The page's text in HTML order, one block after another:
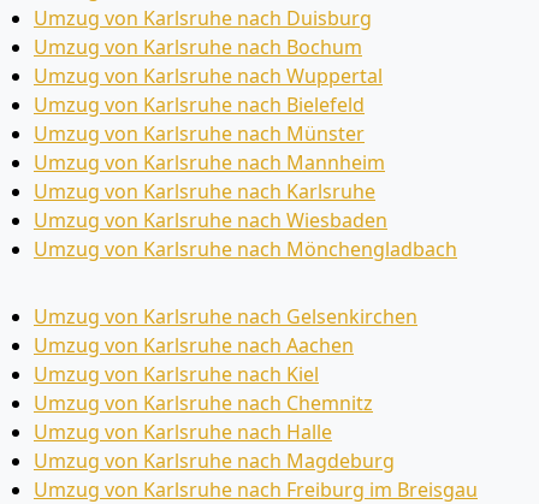
Umzug von Karlsruhe nach Duisburg
Umzug von Karlsruhe nach Bochum
Umzug von Karlsruhe nach Wuppertal
Umzug von Karlsruhe nach Bielefeld
Umzug von Karlsruhe nach Münster
Umzug von Karlsruhe nach Mannheim
Umzug von Karlsruhe nach Karlsruhe
Umzug von Karlsruhe nach Wiesbaden
Umzug von Karlsruhe nach Mönchen­gladbach
Umzug von Karlsruhe nach Gelsenkirchen
Umzug von Karlsruhe nach Aachen
Umzug von Karlsruhe nach Kiel
Umzug von Karlsruhe nach Chemnitz
Umzug von Karlsruhe nach Halle
Umzug von Karlsruhe nach Magdeburg
Umzug von Karlsruhe nach Freiburg im Breisgau